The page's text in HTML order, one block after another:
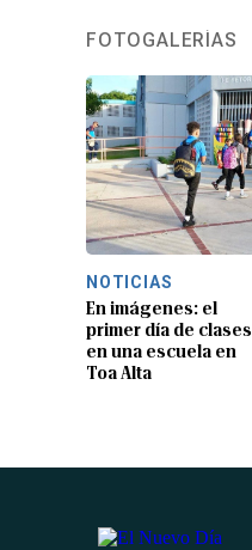
FOTOGALERÍAS
NOTICIAS
En imágenes: el
primer día de clases
en una escuela en
Toa Alta